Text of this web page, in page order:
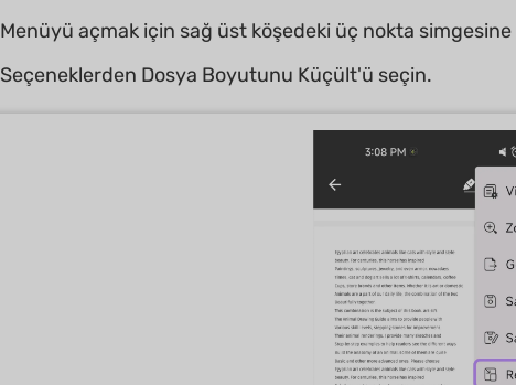
Menüyü açmak için sağ üst köşedeki üç nokta simgesine
Seçeneklerden Dosya Boyutunu Küçült'ü seçin.